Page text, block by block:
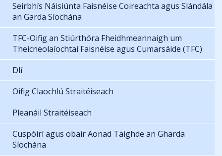
Seirbhís Náisiúnta Faisnéise Coireachta agus Slándála
an Garda Síochána
TFC-Oifig an Stiúrthóra Fheidhmeannaigh um
Theicneolaíochtaí Faisnéise agus Cumarsáide (TFC)
Dlí
Oifig Claochlú Straitéiseach
Pleanáil Straitéiseach
Cuspóirí agus obair Aonad Taighde an Gharda
Síochána